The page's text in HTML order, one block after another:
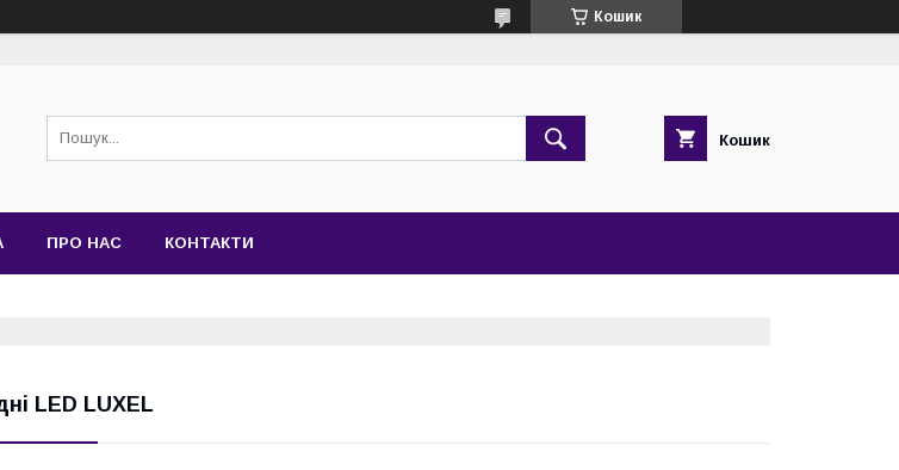
Кошик
Кошик
ПРО НАС КОНТАКТИ
LED LUXEL